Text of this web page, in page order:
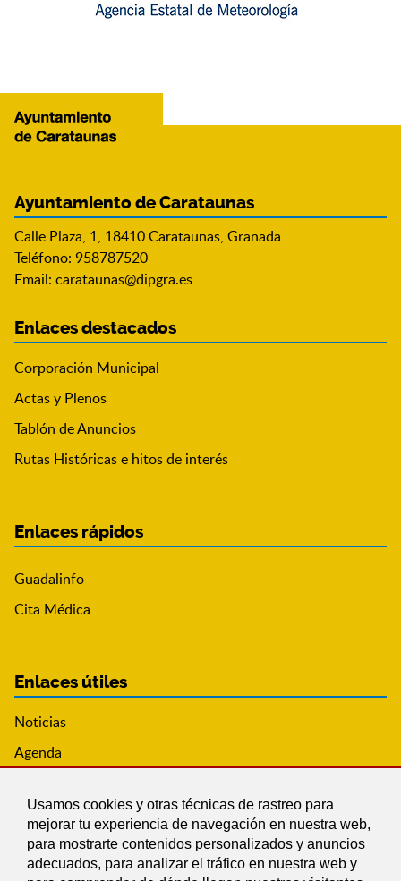
Usamos cookies y otras técnicas de rastreo para
mejorar tu experiencia de navegación en nuestra web,
para mostrarte contenidos personalizados y anuncios
adecuados, para analizar el tráfico en nuestra web y
Ayuntamiento de Carataunas
Calle Plaza, 1, 18410 Carataunas, Granada
Teléfono: 958787520
Email: carataunas@dipgra.es
Enlaces destacados
Corporación Municipal
Actas y Plenos
Tablón de Anuncios
Rutas Históricas e hitos de interés
Enlaces rápidos
Guadalinfo
Cita Médica
Enlaces útiles
Noticias
Agenda
Entidades y asociaciones